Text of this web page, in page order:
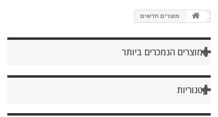
מוצרים חדשים
המוצרים הנמכרים ביותר
קטגוריות